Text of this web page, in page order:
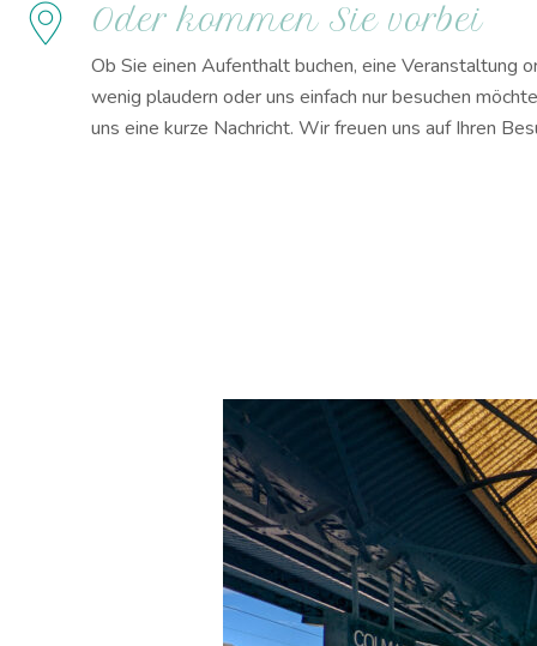
Oder kommen Sie vorbei
Ob Sie einen Aufenthalt buchen, eine Veranstaltung
wenig plaudern oder uns einfach nur besuchen
uns eine kurze Nachricht. Wir freuen uns auf Ihren